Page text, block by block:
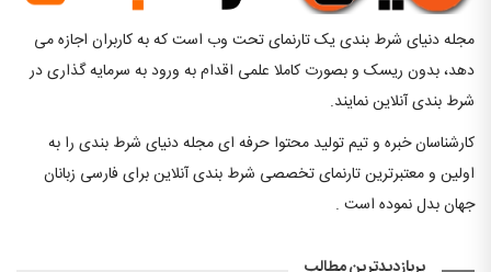
مجله دنیای شرط بندی یک تارنمای تحت وب است که به کاربران اجازه می
دهد، بدون ریسک و بصورت کاملا علمی اقدام به ورود به سرمایه گذاری در
شرط بندی آنلاین نمایند.
کارشناسان خبره و تیم تولید محتوا حرفه ای مجله دنیای شرط بندی را به
اولین و معتبرترین تارنمای تخصصی شرط بندی آنلاین برای فارسی زبانان
جهان بدل نموده است .